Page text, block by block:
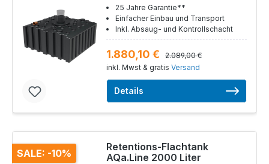
25 Jahre Garantie**
Einfacher Einbau und Transport
Inkl. Absaug- und Kontrollschacht
1.880,10 €
2.089,00 €
inkl. Mwst & gratis Versand
Details
SALE: -10%
Retentions-Flachtank
AQa.Line 2000 Liter